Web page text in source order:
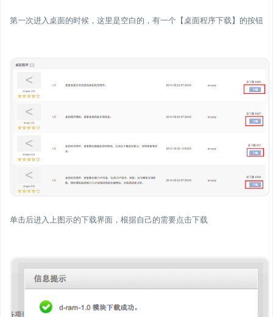
第一次进入桌面的时候，这里是空白的，有一个【桌面程序下载】的按钮
单击后进入上图示的下载界面，根据自己的需要点击下载